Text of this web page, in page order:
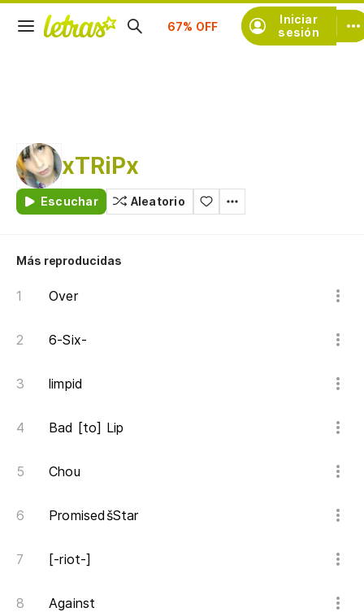
Iniciar
sesión
Suscríbete
xTRiPx
Escuchar Aleatorio
Más reproducidas
Over
6-Six-
limpid
Bad [to] Lip
Chou
PromisedšStar
[-riot-]
Against